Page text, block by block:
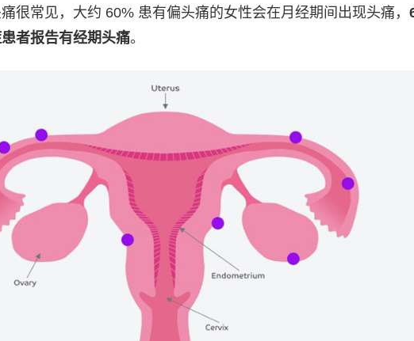
很常见，大约 60% 患有偏头痛的女性会在月经期间出现头痛，
者报告有经期头痛。